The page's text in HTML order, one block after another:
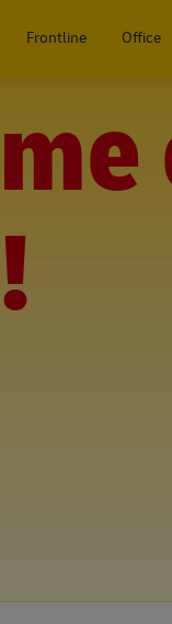
Frontline Office